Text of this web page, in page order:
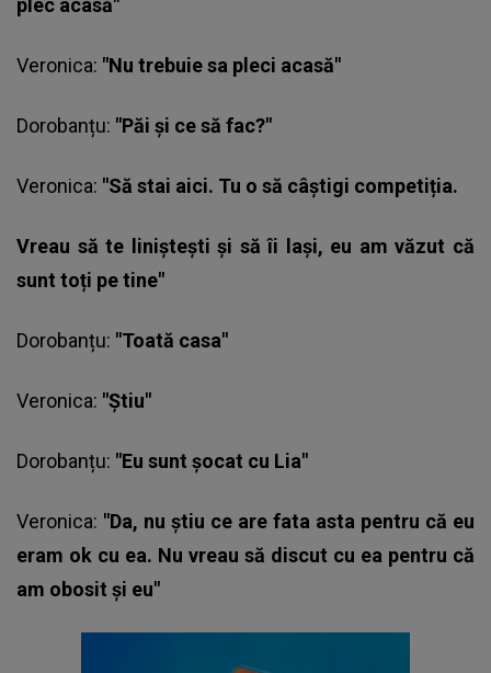
plec acasă"
Veronica: "Nu trebuie sa pleci acasă"
Dorobanțu: "Păi și ce să fac?"
Veronica: "Să stai aici. Tu o să câștigi competiția.
Vreau să te liniștești și să îi lași, eu am văzut că
sunt toți pe tine"
Dorobanțu: "Toată casa"
Veronica: "Știu"
Dorobanțu: "Eu sunt șocat cu Lia"
Veronica: "Da, nu știu ce are fata asta pentru că eu
eram ok cu ea. Nu vreau să discut cu ea pentru că
am obosit și eu"